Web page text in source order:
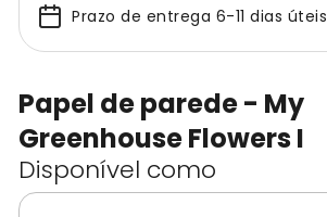
Papel de parede - My
Greenhouse Flowers I
Disponível como
Prazo de entrega 6-11 dias úteis